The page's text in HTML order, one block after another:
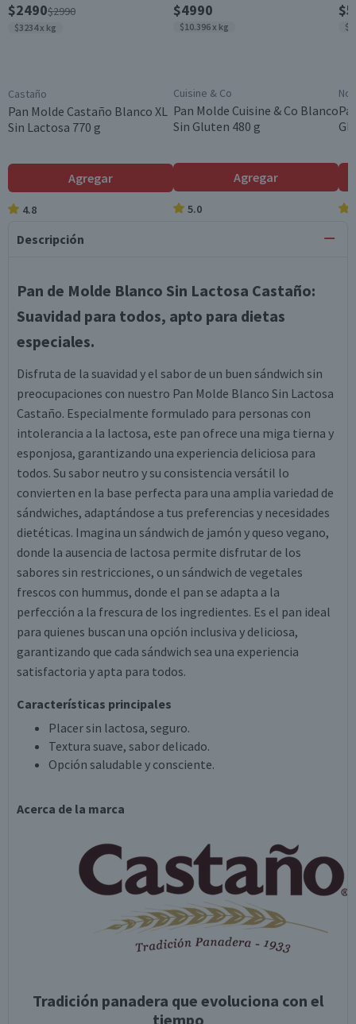
$2490$2990
$3234 x kg
Castaño
Pan Molde Castaño Blanco XL
Sin Lactosa 770 g
Agregar
4.8
$4990
$10.396 x kg
Cuisine & Co
Pan Molde Cuisine & Co Blanco
Sin Gluten 480 g
Agregar
5.0
Descripción
Pan de Molde Blanco Sin Lactosa Castaño:
Suavidad para todos, apto para dietas
especiales.
Disfruta de la suavidad y el sabor de un buen sándwich sin
preocupaciones con nuestro Pan Molde Blanco Sin Lactosa
Castaño. Especialmente formulado para personas con
intolerancia a la lactosa, este pan ofrece una miga tierna y
esponjosa, garantizando una experiencia deliciosa para
todos. Su sabor neutro y su consistencia versátil lo
convierten en la base perfecta para una amplia variedad de
sándwiches, adaptándose a tus preferencias y necesidades
dietéticas. Imagina un sándwich de jamón y queso vegano,
donde la ausencia de lactosa permite disfrutar de los
sabores sin restricciones, o un sándwich de vegetales
frescos con hummus, donde el pan se adapta a la
perfección a la frescura de los ingredientes. Es el pan ideal
para quienes buscan una opción inclusiva y deliciosa,
garantizando que cada sándwich sea una experiencia
satisfactoria y apta para todos.
Características principales
Placer sin lactosa, seguro.
Textura suave, sabor delicado.
Opción saludable y consciente.
Acerca de la marca
Tradición panadera que evoluciona con el
tiempo